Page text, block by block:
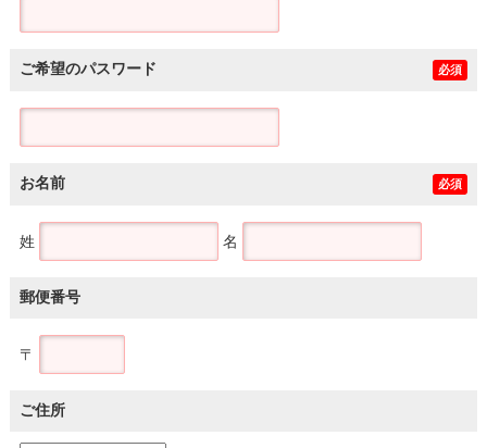
ご希望のパスワード 必須
お名前 必須
姓 名
郵便番号
〒
ご住所